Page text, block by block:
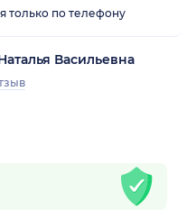
только по телефону
Васильевна